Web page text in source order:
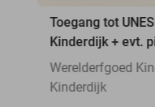
Toegang tot
Kinderdijk + evt.
Werelderfgoed
Kinderdijk